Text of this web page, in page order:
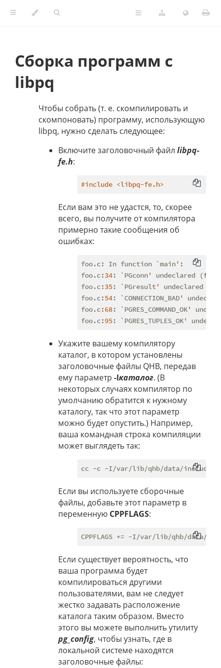
Сборка программ с
libpq
Чтобы собрать (т. е. скомпилировать и
скомпоновать) программу, использующую
libpq, нужно сделать следующее:
Включите заголовочный файл libpq-
fe.h:
#include <libpq-fe.h>
Если вам это не удастся, то, скорее
всего, вы получите от компилятора
примерно такие сообщения об
ошибках:
foo.c: In function `main' :
foo.c:34: `PGconn'
undeclared
foo.c:35: `PGresult'
undeclared
foo.c:54: `CONNECTION_BAD'
foo.c:68: `PGRES_COMMAND_OK'
foo.c:95: `PGRES_TUPLES_OK'
Укажите вашему компилятору
каталог, в котором установлены
заголовочные файлы QHB, передав
ему параметр -Iкаталог. (В
некоторых случаях компилятор по
умолчанию обратится к нужному
каталогу, так что этот параметр
можно будет опустить.) Например,
ваша командная строка компиляции
может выглядеть так:
Если вы используете сборочные
файлы, добавьте этот параметр в
переменную CPPFLAGS:
Если существует вероятность, что
ваша программа будет
компилироваться другими
пользователями, вам не следует
жестко задавать расположение
каталога таким образом. Вместо
этого вы можете выполнить утилиту
pg_config, чтобы узнать, где в
локальной системе находятся
заголовочные файлы: